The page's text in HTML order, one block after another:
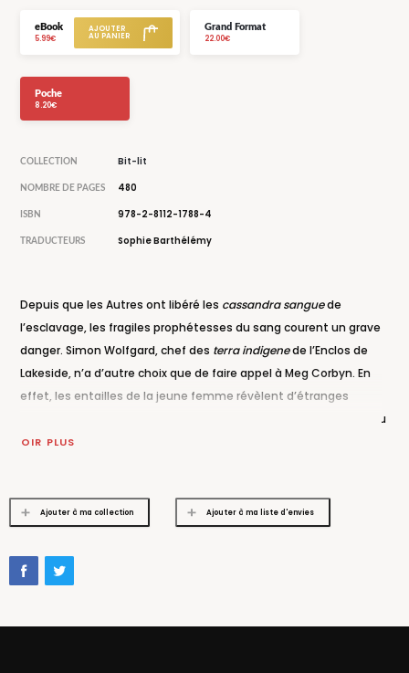
eBook
5.99€
Grand Format
22.00€
Poche
8.20€
COLLECTION Bit-lit
NOMBRE DE PAGES 480
ISBN 978-2-8112-1788-4
TRADUCTEURS Sophie Barthélémy
Depuis que les Autres ont libéré les cassandra sanguede
l’esclavage, les fragiles prophétesses du sang courent un grave
danger. Simon Wolfgard, chef des terra indigenede l’Enclos de
Lakeside, n’a d’autre choix que de faire appel à Meg Corbyn. En
effet, les entailles de la jeune femme révèlent d’étranges
visions qui sont pour Simon le seul espoir de mettre un terme au
conflit. Son sacrifice est nécessaire, car l’ombre de la guerre
« Par moments brutalement réaliste, ce roman centré sur le
une certaine mélancolie. À ne surtout pas manquer ! »
Times
« L’un des meilleurs romans de bit-lit de tous les temps. »All
VOIR PLUS
Ajouter à ma collection Ajouter à ma liste d'envies